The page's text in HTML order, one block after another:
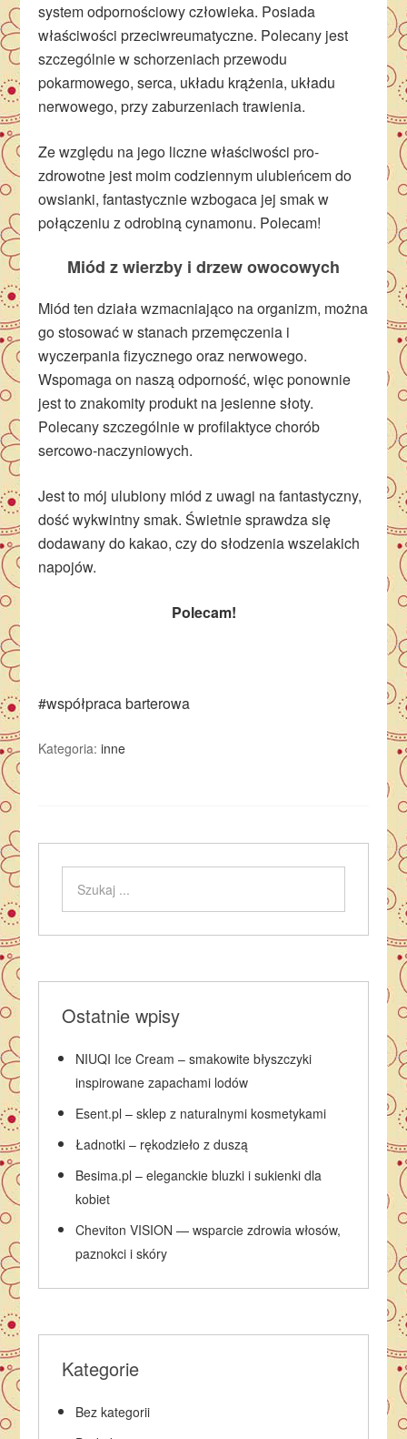
system odpornościowy człowieka. Posiada
właściwości przeciwreumatyczne. Polecany jest
szczególnie w schorzeniach przewodu
pokarmowego, serca, układu krążenia, układu
nerwowego, przy zaburzeniach trawienia.
Ze względu na jego liczne właściwości pro-
zdrowotne jest moim codziennym ulubieńcem do
owsianki, fantastycznie wzbogaca jej smak w
połączeniu z odrobiną cynamonu. Polecam!
Miód z wierzby i drzew owocowych
Miód ten działa wzmacniająco na organizm, można
go stosować w stanach przemęczenia i
wyczerpania fizycznego oraz nerwowego.
Wspomaga on naszą odporność, więc ponownie
jest to znakomity produkt na jesienne słoty.
Polecany szczególnie w profilaktyce chorób
sercowo-naczyniowych.
Jest to mój ulubiony miód z uwagi na fantastyczny,
dość wykwintny smak. Świetnie sprawdza się
dodawany do kakao, czy do słodzenia wszelakich
napojów.
Polecam!
#współpraca barterowa
Kategoria:inne
Ostatnie wpisy
NIUQI Ice Cream – smakowite błyszczyki
inspirowane zapachami lodów
Esent.pl – sklep z naturalnymi kosmetykami
Ładnotki – rękodzieło z duszą
Besima.pl – eleganckie bluzki i sukienki dla
kobiet
Cheviton VISION — wsparcie zdrowia włosów,
paznokci i skóry
Kategorie
Bez kategorii